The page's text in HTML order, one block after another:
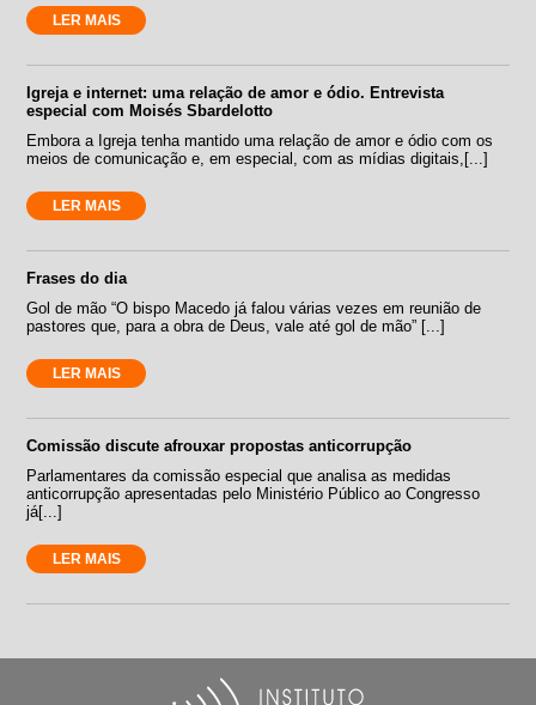
LER MAIS
Igreja e internet: uma relação de amor e ódio. Entrevista
especial com Moisés Sbardelotto
Embora a Igreja tenha mantido uma relação de amor e ódio com os
meios de comunicação e, em especial, com as mídias digitais,[...]
LER MAIS
Frases do dia
Gol de mão “O bispo Macedo já falou várias vezes em reunião de
pastores que, para a obra de Deus, vale até gol de mão” [...]
LER MAIS
Comissão discute afrouxar propostas anticorrupção
Parlamentares da comissão especial que analisa as medidas
anticorrupção apresentadas pelo Ministério Público ao Congresso
já[...]
LER MAIS